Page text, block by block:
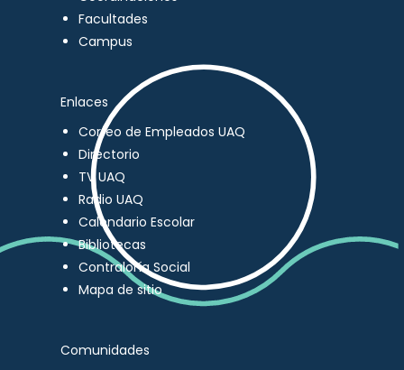
Facultades
Campus
Enlaces
Correo de Empleados UAQ
Directorio
TV UAQ
Radio UAQ
Calendario Escolar
Bibliotecas
Contraloría Social
Mapa de sitio
Comunidades